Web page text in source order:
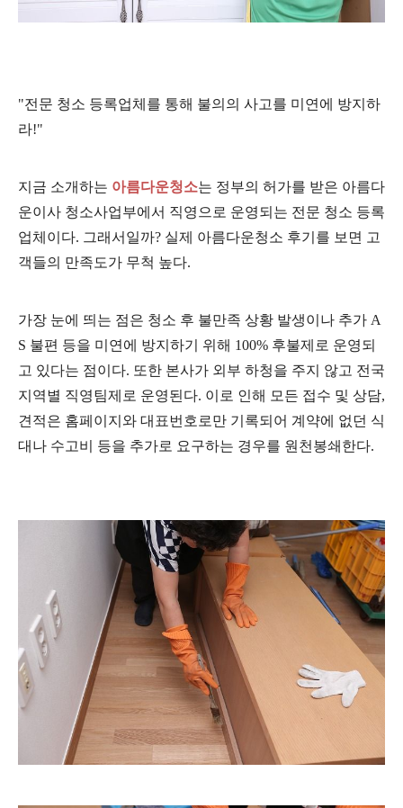
"전문 청소 등록업체를 통해 불의의 사고를 미연에 방지하
라!"
지금 소개하는 아름다운청소는 정부의 허가를 받은 아름다
운이사 청소사업부에서 직영으로 운영되는 전문 청소 등록
업체이다. 그래서일까? 실제 아름다운청소 후기를 보면 고
객들의 만족도가 무척 높다.
가장 눈에 띄는 점은 청소 후 불만족 상황 발생이나 추가 A
S 불편 등을 미연에 방지하기 위해 100% 후불제로 운영되
고 있다는 점이다. 또한 본사가 외부 하청을 주지 않고 전국
지역별 직영팀제로 운영된다. 이로 인해 모든 접수 및 상담,
견적은 홈페이지와 대표번호로만 기록되어 계약에 없던 식
대나 수고비 등을 추가로 요구하는 경우를 원천봉쇄한다.